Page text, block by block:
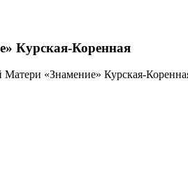
Курская-Коренная
«Знамение» Курская-